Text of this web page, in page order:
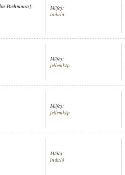
Pochmann];
Műfaj:
induló
Műfaj:
jellemkép
Műfaj:
jellemkép
Műfaj:
induló